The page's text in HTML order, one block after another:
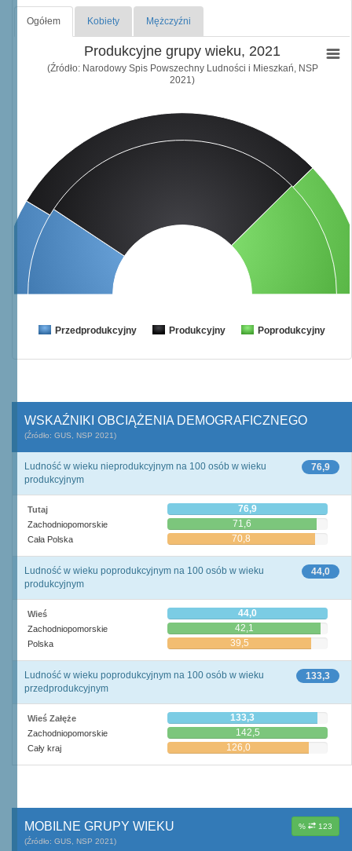
Ogółem Kobiety Mężczyźni
Produkcyjne grupy wieku, 2021
(Źródło: Narodowy Spis Powszechny Ludności i Mieszkań, NSP
2021)
Przedprodukcyjny Produkcyjny Poprodukcyjny
WSKAŹNIKI OBCIĄŻENIA DEMOGRAFICZNEGO
(Źródło: GUS, NSP 2021)
76,9
Ludność w wieku nieprodukcyjnym na 100 osób w wieku
produkcyjnym
Tutaj 76,9
Zachodniopomorskie 71,6
Cała Polska 70,8
44,0
Ludność w wieku poprodukcyjnym na 100 osób w wieku
produkcyjnym
Wieś 44,0
Zachodniopomorskie 42,1
Polska 39,5
133,3
Ludność w wieku poprodukcyjnym na 100 osób w wieku
przedprodukcyjnym
Wieś Załęże 133,3
Zachodniopomorskie 142,5
Cały kraj 126,0
% 123
MOBILNE GRUPY WIEKU
(Źródło: GUS, NSP 2021)